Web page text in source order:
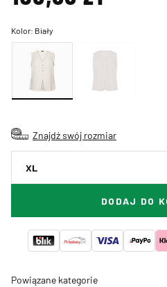
Kolor: Biały
Znajdź swój rozmiar
XL
DODAJ DO
Powiązane kategorie